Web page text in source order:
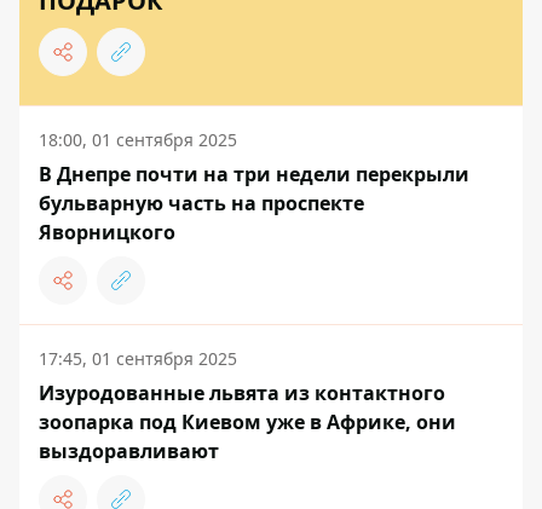
18:00, 01 сентября 2025
В Днепре почти на три недели перекрыли
бульварную часть на проспекте
Яворницкого
17:45, 01 сентября 2025
Изуродованные львята из контактного
зоопарка под Киевом уже в Африке, они
выздоравливают